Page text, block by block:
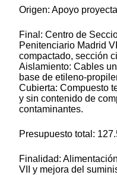
Origen: Apoyo
Final: Centro de
Penitenciario Madrid
compactado, sección
Aislamiento: Cables
base de etileno-
Cubierta: Compuesto
y sin contenido de
contaminantes.
Presupuesto total:
Finalidad:
VII y mejora del